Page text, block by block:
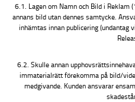
6.1. Lagen om Namn och Bild i
annans bild utan dennes samtycke.
inhämtas innan publicering (undantag
6.2. Skulle annan
immaterialrätt förekomma på bild/
medgivande. Kunden ansvarar